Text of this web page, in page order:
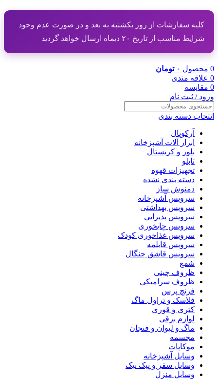
کلیه سفارشات از روز یکشنبه به بعد و در صورت عدم وجود
شرایط مناسب از تاریخ ۲۰ دیماه ارسال خواهد گردید
0 محصول ۰ تومان
0 علاقه مندی
0 مقایسه
ورود / ثبت نام
انتخاب دسته بندی
آرکوپال
ابزار آلات آشپزخانه
بلور و کریستال
تابلو
تجهیزات قهوه
دسته بندی نشده
دمنوش ساز
سرویس آشپزخانه
سرویس بهداشتی
سرویس پذیرایی
سرویس چایخوری
سرویس غذاخوری کودک
سرویس قابلمه
سرویس قاشق چنگال
شمع
ظروف چینی
ظروف سرامیکی
فرنچ پرس
فلاسک و تراول ماگ
کتری و قوری
لوازم برقی
ماگ و لیوان و فنجان
مجسمه
موکاپات
وسایل آشپزخانه
وسایل سفر و پیک نیک
وسایل منزل